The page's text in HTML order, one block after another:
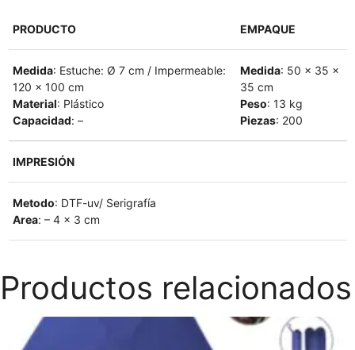
PRODUCTO EMPAQUE
Medida: Estuche: Ø 7 cm / Impermeable:
120 x 100 cm
Material: Plástico
Capacidad: –
Medida: 50 x 35 x
35 cm
Peso: 13 kg
Piezas: 200
IMPRESIÓN
Metodo: DTF-uv/ Serigrafía
Area: – 4 x 3 cm
Productos relacionados